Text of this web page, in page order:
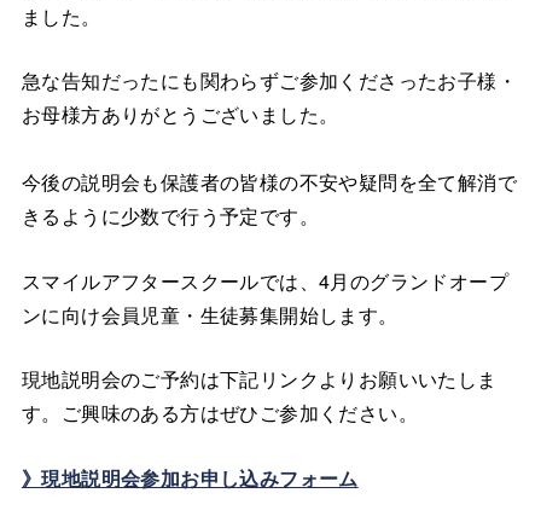
ました。
急な告知だったにも関わらずご参加くださったお子様・
お母様方ありがとうございました。
今後の説明会も保護者の皆様の不安や疑問を全て解消で
きるように少数で行う予定です。
スマイルアフタースクールでは、4月のグランドオープ
ンに向け会員児童・生徒募集開始します。
現地説明会のご予約は下記リンクよりお願いいたしま
す。ご興味のある方はぜひご参加ください。
》現地説明会参加お申し込みフォーム